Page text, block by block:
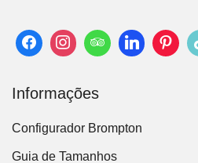
Informações
Configurador Brompton
Guia de Tamanhos